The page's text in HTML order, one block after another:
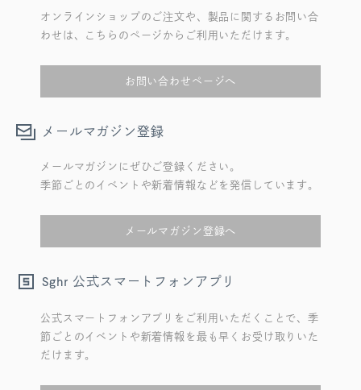
オンラインショップのご注文や、製品に関するお問い合
わせは、こちらのページからご利用いただけます。
お問い合わせページへ
メールマガジン登録
メールマガジンにぜひご登録ください。
季節ごとのイベントや新着情報などを発信しています。
メールマガジン登録へ
Sghr 公式スマートフォンアプリ
公式スマートフォンアプリをご利用いただくことで、季
節ごとのイベントや新着情報を最も早くお受け取りいた
だけます。